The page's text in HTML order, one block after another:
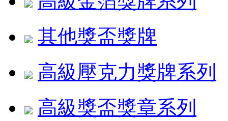
其他獎盃獎牌
高級壓克力獎牌系列
高級獎盃獎章系列